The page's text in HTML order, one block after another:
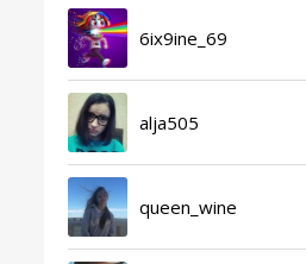
6ix9ine_69
alja505
queen_wine